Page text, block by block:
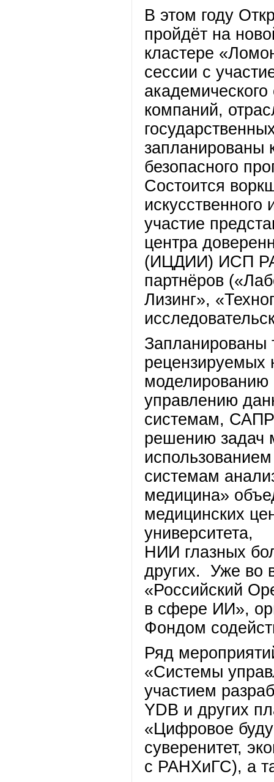
В этом году
пройдёт на
кластере
сессии с
компаний,
запланированы
безопасного
Состоится
искусственного
участие
центра
(ИЦДИИ) ИСП
партнёров
Лизинг»,
Запланированы
рецензируемых
управлению
системам, САПР
решению задач
системам
медицина»
медицинских
университета,
НИИ глазных
других. Уже во
«Российский
в сфере ИИ»,
Фондом
Ряд
«Системы
участием
YDB и других
«Цифровое
суверенитет,
с РАНХиГС), а